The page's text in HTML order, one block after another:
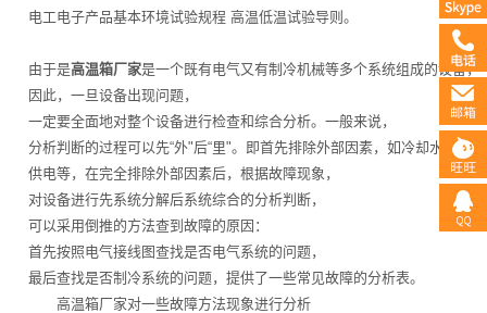
电工电子产品基本环境试验规程 高温低温试验导则。
由于是高温箱厂家是一个既有电气又有制冷机械等多个系统组成的设备，
因此，一旦设备出现问题，
一定要全面地对整个设备进行检查和综合分析。一般来说，
分析判断的过程可以先“外"后“里"。即首先排除外部因素，如冷却水、
供电等，在完全排除外部因素后，根据故障现象，
对设备进行先系统分解后系统综合的分析判断，
可以采用倒推的方法查到故障的原因：
首先按照电气接线图查找是否电气系统的问题，
最后查找是否制冷系统的问题，提供了一些常见故障的分析表。
高温箱厂家对一些故障方法现象进行分析